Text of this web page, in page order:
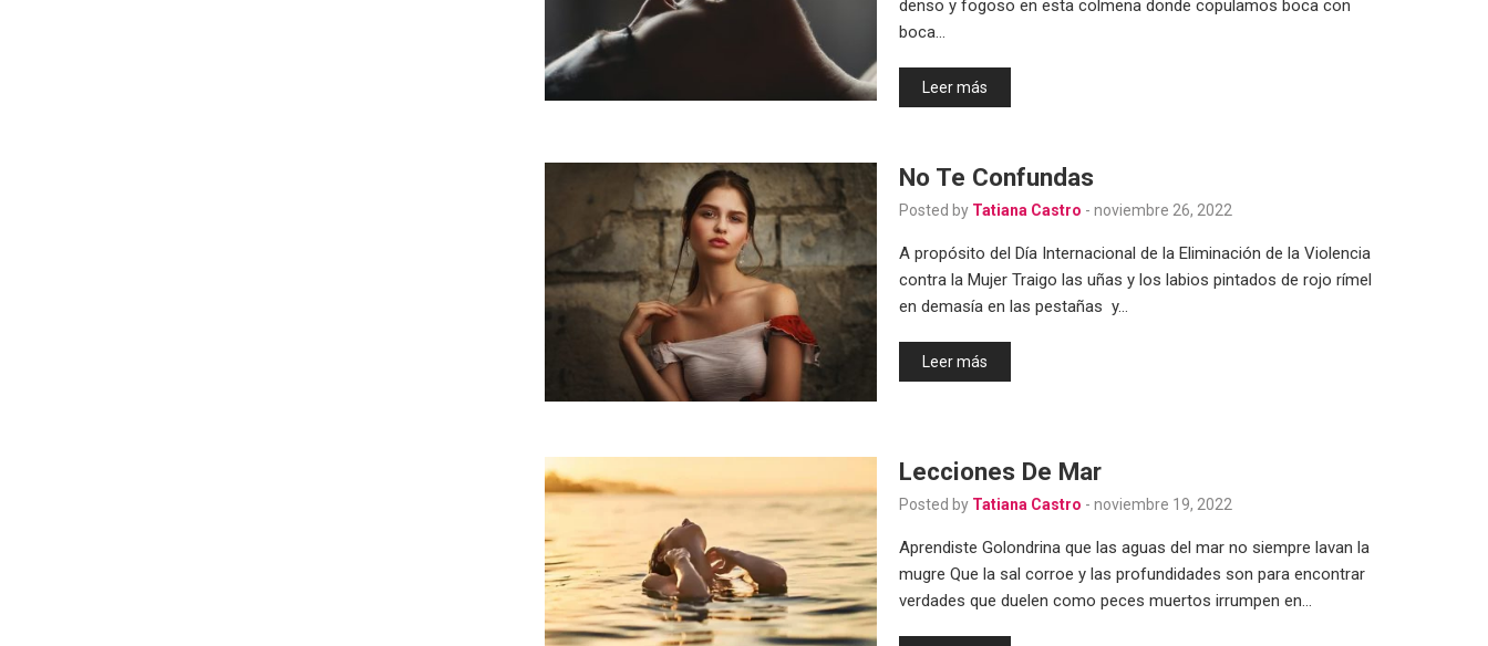
denso y fogoso en esta colmena donde copulamos boca con
boca…
Leer más
No Te Confundas
Posted by Tatiana Castro - noviembre 26, 2022
A propósito del Día Internacional de la Eliminación de la Violencia
contra la Mujer Traigo las uñas y los labios pintados de rojo rímel
en demasía en las pestañas y…
Leer más
Lecciones De Mar
Posted by Tatiana Castro - noviembre 19, 2022
Aprendiste Golondrina que las aguas del mar no siempre lavan la
mugre Que la sal corroe y las profundidades son para encontrar
verdades que duelen como peces muertos irrumpen en…